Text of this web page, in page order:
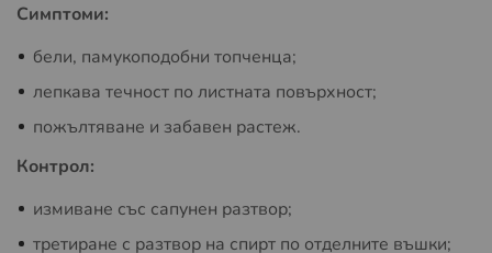
Симптоми:
бели, памукоподобни топченца;
лепкава течност по листната повърхност;
пожълтяване и забавен растеж.
Контрол:
измиване със сапунен разтвор;
третиране с разтвор на спирт по отделните въшки;